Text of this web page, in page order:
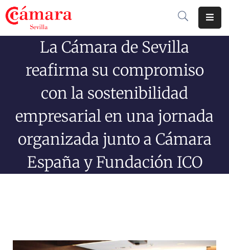
Comercio
Soluciones
Club
Internacional
Formación
Programas
La Cámara de Sevilla
reafirma su compromiso
con la sostenibilidad
empresarial en una jornada
organizada junto a Cámara
España y Fundación ICO